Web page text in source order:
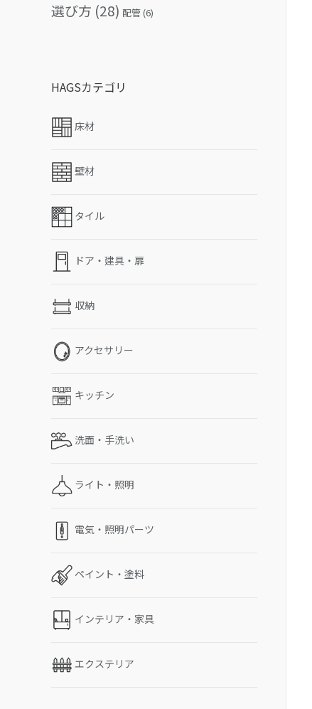
選び方 (28) 配管(6)
HAGSカテゴリ
床材
壁材
タイル
ドア・建具・扉
収納
アクセサリー
キッチン
洗面・手洗い
ライト・照明
電気・照明パーツ
ペイント・塗料
インテリア・家具
エクステリア